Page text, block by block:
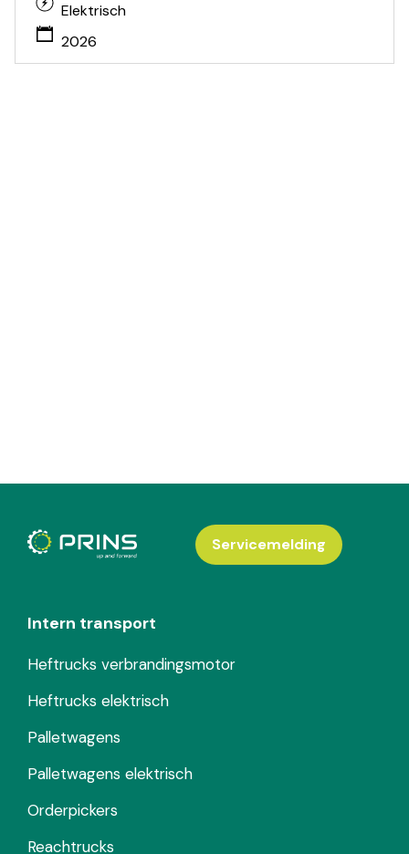
Elektrisch
2026
Intern transport
Heftrucks verbrandingsmotor
Heftrucks elektrisch
Palletwagens
Palletwagens elektrisch
Orderpickers
Reachtrucks
Servicemelding